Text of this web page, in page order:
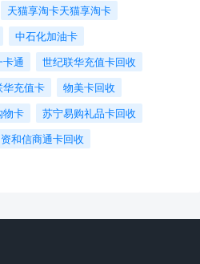
天猫享淘卡天猫享淘卡
中石化加油卡
卡通
世纪联华充值卡回收
华充值卡
物美卡回收
物卡
苏宁易购礼品卡回收
资和信商通卡回收